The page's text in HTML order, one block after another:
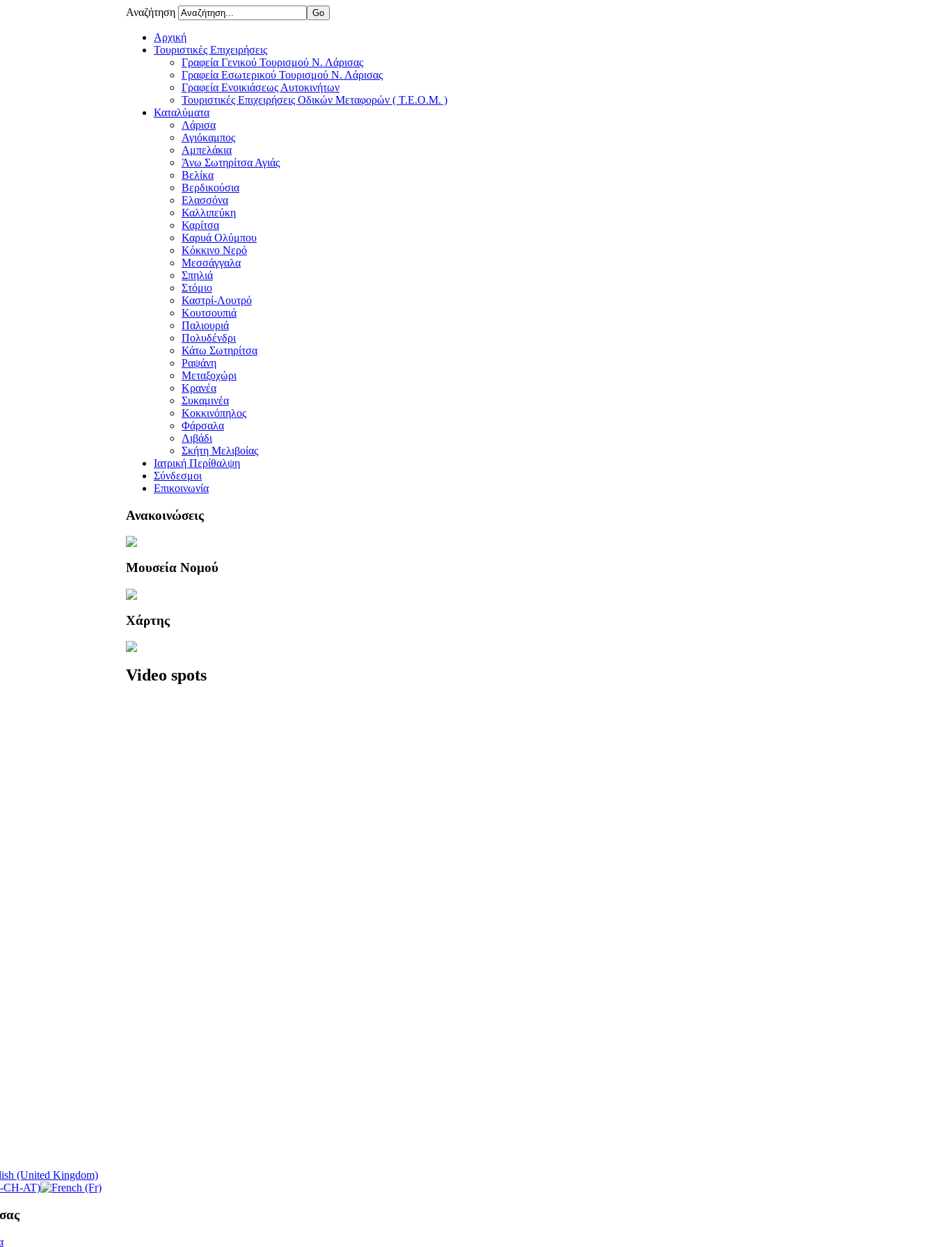
Αναζήτηση
Αρχική
Τουριστικές Επιχειρήσεις
Γραφεία Γενικού Τουρισμού Ν. Λάρισας
Γραφεία Εσωτερικού Τουρισμού Ν. Λάρισας
Γραφεία Ενοικιάσεως Αυτοκινήτων
Τουριστικές Επιχειρήσεις Οδικών Μεταφορών ( Τ.Ε.Ο.Μ. )
Καταλύματα
Λάρισα
Αγιόκαμπος
Αμπελάκια
Άνω Σωτηρίτσα Αγιάς
Βελίκα
Βερδικούσια
Ελασσόνα
Καλλιπεύκη
Καρίτσα
Καρυά Ολύμπου
Κόκκινο Νερό
Μεσσάγγαλα
Σπηλιά
Στόμιο
Καστρί-Λουτρό
Κουτσουπιά
Παλιουριά
Πολυδένδρι
Κάτω Σωτηρίτσα
Ραψάνη
Μεταξοχώρι
Κρανέα
Συκαμινέα
Κοκκινόπηλος
Φάρσαλα
Λιβάδι
Σκήτη Μελιβοίας
Ιατρική Περίθαλψη
Σύνδεσμοι
Επικοινωνία
Ανακοινώσεις
Μουσεία Νομού
Χάρτης
Video spots